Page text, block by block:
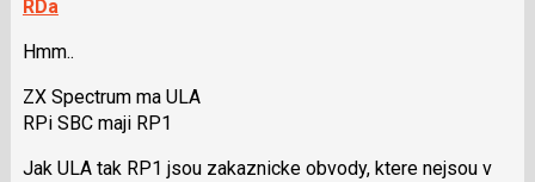
RDa
Hmm..
ZX Spectrum ma ULA
RPi SBC maji RP1
Jak ULA tak RP1 jsou zakaznicke obvody, ktere nejsou v